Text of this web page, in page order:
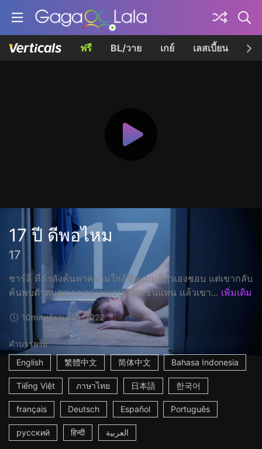
ฟรี BL/วาย เกย์ เลสเบี้ยน เค
17 ปี ดีพอไหม
17
ชาร์ลี ที่กำลังค้นหาความใกล้ชิดแบบที่ตัวเองชอบ แต่เขากลับ
ค้นพบตัวตนของเขาผ่านแอปพลิเคชั่นแทน แล้วเขา... เพิ่มเติม
10mสหรัฐอเมริกา2022
คำบรรยาย
English
繁體中文 简体中文 Bahasa Indonesia
Tiếng Việt ภาษาไทย 日本語 한국어
français Deutsch Español Português
русский हिन्दी العربية